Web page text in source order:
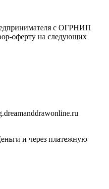
с ОГРНИП
оферту на следующих
и через платежную